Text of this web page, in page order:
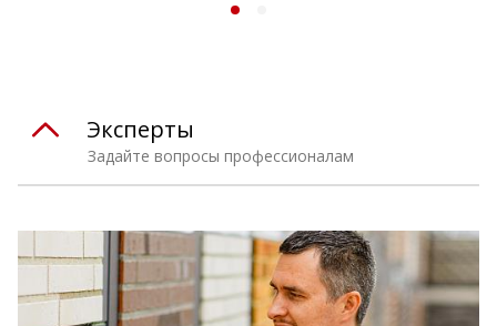
Задайте вопросы профессионалам
Эксперты